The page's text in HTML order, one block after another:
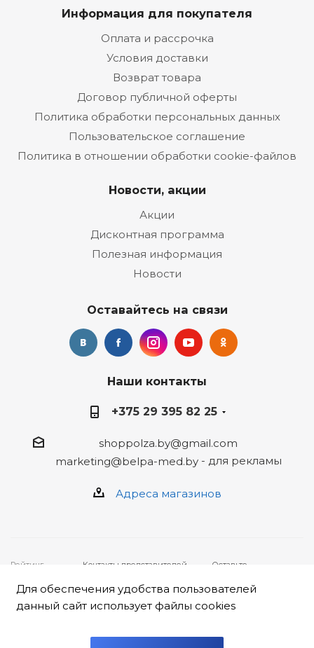
Информация для покупателя
Оплата и рассрочка
Условия доставки
Возврат товара
Договор публичной оферты
Политика обработки персональных данных
Пользовательское соглашение
Политика в отношении обработки cookie-файлов
Новости, акции
Акции
Дисконтная программа
Полезная информация
Новости
Оставайтесь на связи
Наши контакты
+375 29 395 82 25
shoppolza.by@gmail.com
marketing@belpa-med.by- для рекламы
Адреса магазинов
Рейтинг
основе
отзывов
клиентов
2026 © ООО
"Белпа-мед"
Контакты представителей,
обращения покупателей о
нарушении их прав:
• Администрация интернет-
магазина «Польза», ООО
Оставьте
обращение,
заполнив
форму
Для обеспечения удобства пользователей
данный сайт использует файлы cookies